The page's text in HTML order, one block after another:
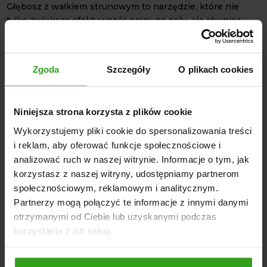
Zgoda Szczegóły O plikach cookies
Niniejsza strona korzysta z plików cookie
Wykorzystujemy pliki cookie do spersonalizowania treści
i reklam, aby oferować funkcje społecznościowe i
analizować ruch w naszej witrynie. Informacje o tym, jak
korzystasz z naszej witryny, udostępniamy partnerom
społecznościowym, reklamowym i analitycznym.
Partnerzy mogą połączyć te informacje z innymi danymi
otrzymanymi od Ciebie lub uzyskanymi podczas
korzystania z ich usług.
Głębosz z wałkiem strunowym to narzędzie, które nie
tylko zwiększa efektywność pracy na polu, ale również
przyczynia się do poprawy struktury gleby i lepszych
plonów. To inwestycja, która pozwala optymalizować
głębosz MINI LIS GML1 oraz GML3.
DANE TECHNICZNE
Głębokość pracy: Do 50 cm
Regulacja głębokości: Mechaniczna, obustronne blokady
na śruby
Wał: Strunowy zębaty, wzmacniany pełnymi
przetłaczanymi talerzami
Średnica wału: 320 mm
Konstrukcja ramy: Śrutowana i malowana proszkowo
NASI KLIENCI WYBIERALI RÓWNIEŻ